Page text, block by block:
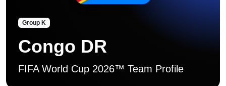
Group K
Congo DR
FIFA World Cup 2026™ Team Profile